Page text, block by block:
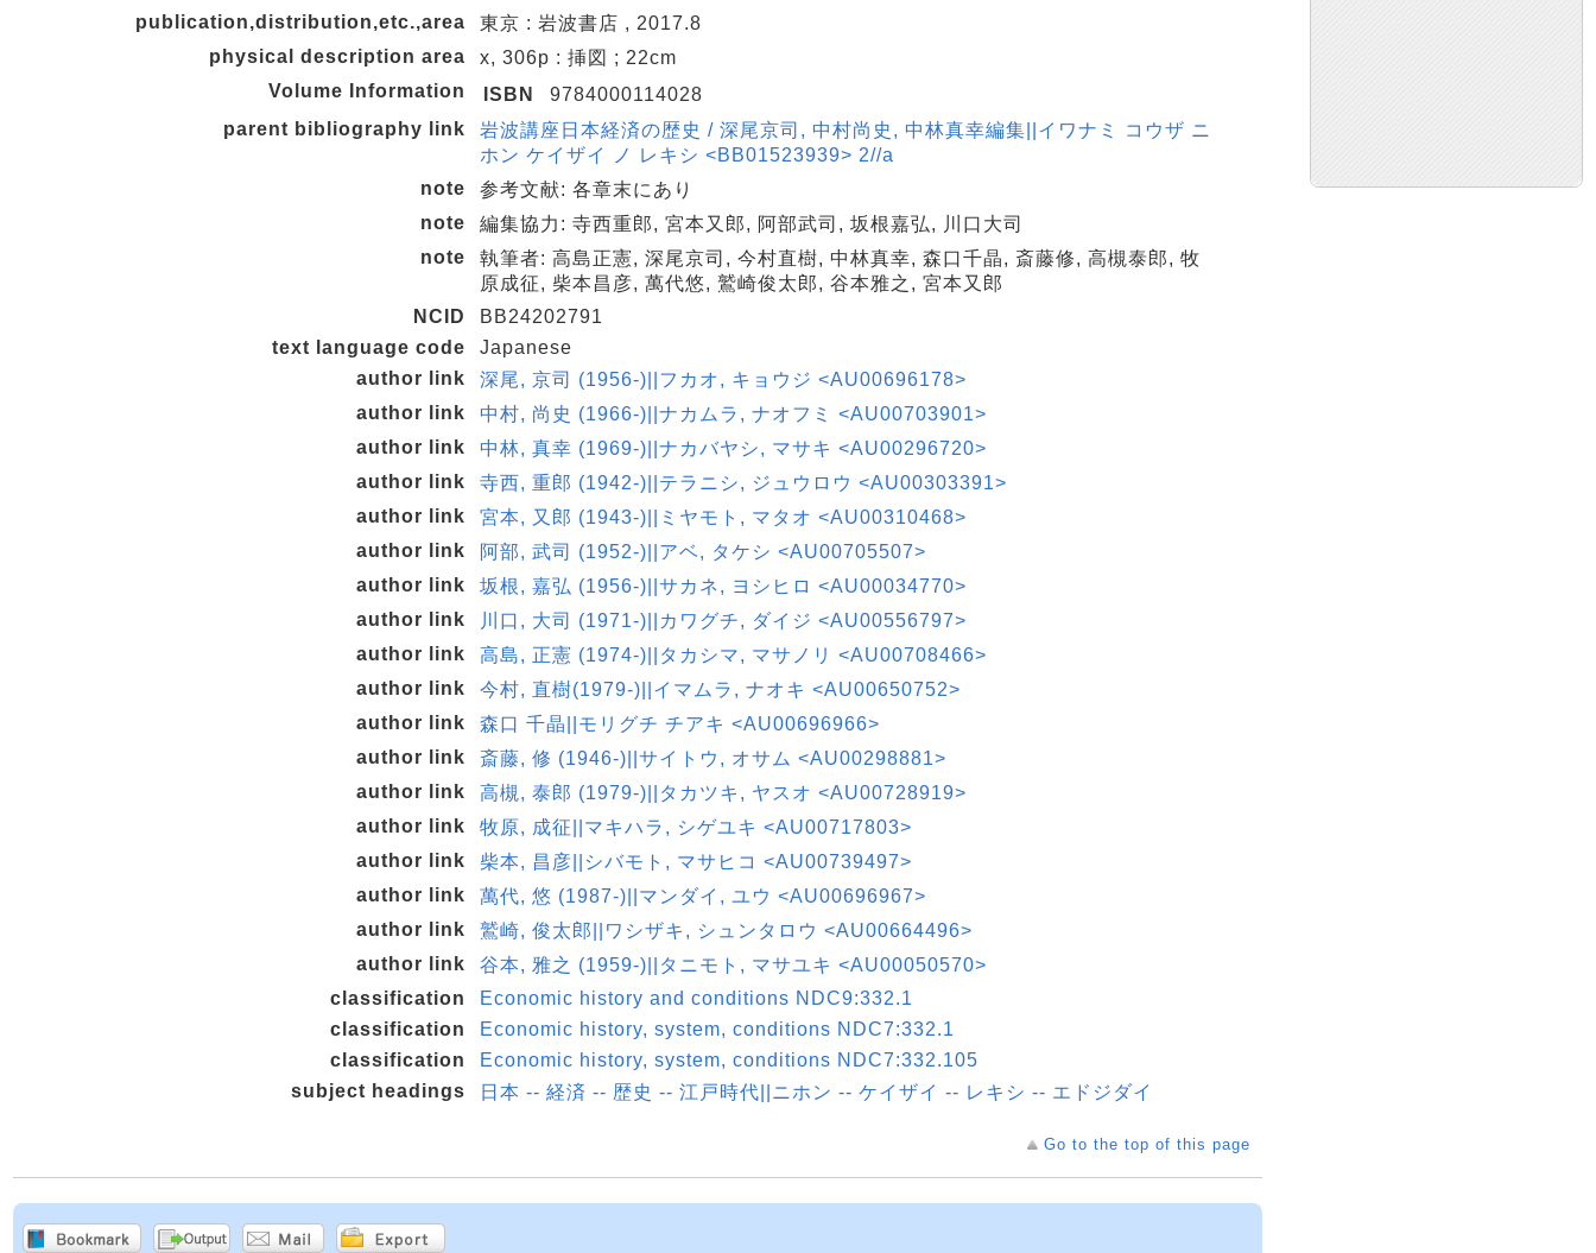
publication,distribution,etc.,area
東京 : 岩波書店 , 2017.8
physical description area
x, 306p : 挿図 ; 22cm
Volume Information
ISBN
9784000114028
parent bibliography link
岩波講座日本経済の歴史 / 深尾京司, 中村尚史, 中林真幸編集||イワナミ コウザ ニ
ホン ケイザイ ノ レキシ <BB01523939> 2//a
note
参考文献: 各章末にあり
note
編集協力: 寺西重郎, 宮本又郎, 阿部武司, 坂根嘉弘, 川口大司
note
執筆者: 高島正憲, 深尾京司, 今村直樹, 中林真幸, 森口千晶, 斎藤修, 高槻泰郎, 牧
原成征, 柴本昌彦, 萬代悠, 鷲崎俊太郎, 谷本雅之, 宮本又郎
NCID
BB24202791
text language code
Japanese
author link
深尾, 京司 (1956-)||フカオ, キョウジ <AU00696178>
author link
中村, 尚史 (1966-)||ナカムラ, ナオフミ <AU00703901>
author link
中林, 真幸 (1969-)||ナカバヤシ, マサキ <AU00296720>
author link
寺西, 重郎 (1942-)||テラニシ, ジュウロウ <AU00303391>
author link
宮本, 又郎 (1943-)||ミヤモト, マタオ <AU00310468>
author link
阿部, 武司 (1952-)||アベ, タケシ <AU00705507>
author link
坂根, 嘉弘 (1956-)||サカネ, ヨシヒロ <AU00034770>
author link
川口, 大司 (1971-)||カワグチ, ダイジ <AU00556797>
author link
高島, 正憲 (1974-)||タカシマ, マサノリ <AU00708466>
author link
今村, 直樹(1979-)||イマムラ, ナオキ <AU00650752>
author link
森口 千晶||モリグチ チアキ <AU00696966>
author link
斎藤, 修 (1946-)||サイトウ, オサム <AU00298881>
author link
高槻, 泰郎 (1979-)||タカツキ, ヤスオ <AU00728919>
author link
牧原, 成征||マキハラ, シゲユキ <AU00717803>
author link
柴本, 昌彦||シバモト, マサヒコ <AU00739497>
author link
萬代, 悠 (1987-)||マンダイ, ユウ <AU00696967>
author link
鷲崎, 俊太郎||ワシザキ, シュンタロウ <AU00664496>
author link
谷本, 雅之 (1959-)||タニモト, マサユキ <AU00050570>
classification
Economic history and conditions NDC9:332.1
classification
Economic history, system, conditions NDC7:332.1
classification
Economic history, system, conditions NDC7:332.105
subject headings
日本 -- 経済 -- 歴史 -- 江戸時代||ニホン -- ケイザイ -- レキシ -- エドジダイ
Go to the top of this page